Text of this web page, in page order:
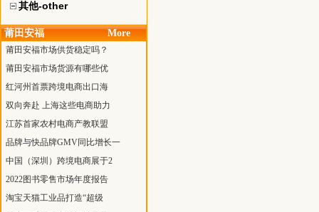
其他-other
莆田安福 More
莆田安福市场供货稳定吗？
莆田安福市场货源有哪些优
红河州首票跨境电商出口海
双向奔赴 上海这些电商助力
江苏首家农村电商产教联盟
品牌与快品牌GMV同比增长一
中国（深圳）跨境电商展于2
2022图书零售市场年度报告
淘宝天猫工业品打造“超级